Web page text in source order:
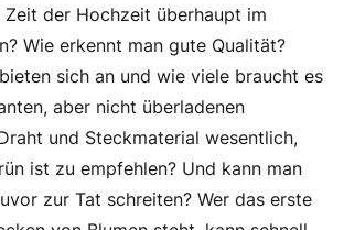
Zeit der Hochzeit überhaupt im
Wie erkennt man gute Qualität?
sich an und wie viele braucht es
aber nicht überladenen
und Steckmaterial wesentlich,
ist zu empfehlen? Und kann man
zur Tat schreiten? Wer das erste